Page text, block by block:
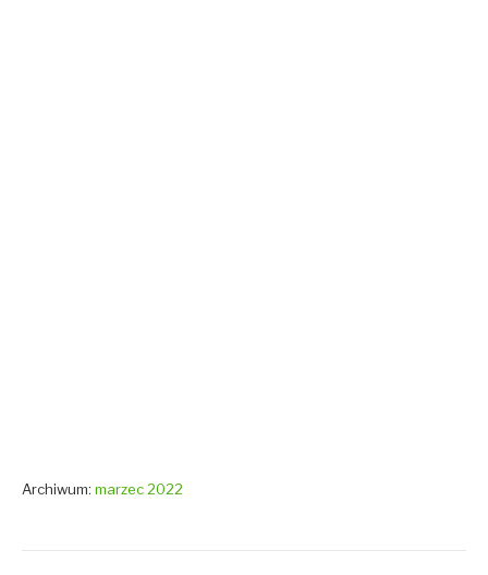
Archiwum: marzec 2022